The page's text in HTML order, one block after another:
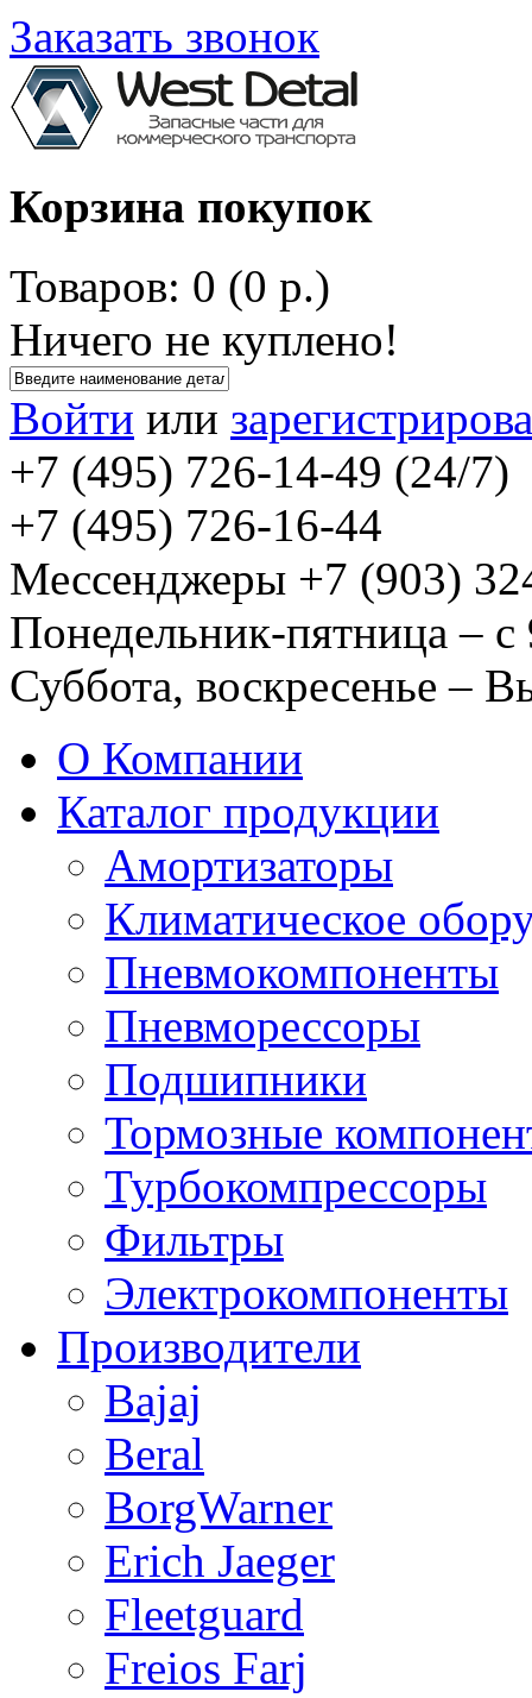
Заказать звонок
Корзина покупок
Товаров: 0 (0 р.)
Ничего не куплено!
Войти или
+7 (495) 726-14-49 (24/7)
+7 (495) 726-16-44
Мессенджеры +7 (903)
Понедельник-пятница –
Суббота, воскресенье –
О Компании
Каталог продукции
Амортизаторы
Климатическое
Пневмокомпоненты
Пневморессоры
Подшипники
Тормозные
Турбокомпрессоры
Фильтры
Электрокомпоненты
Производители
Bajaj
Beral
BorgWarner
Erich Jaeger
Fleetguard
Freios Farj